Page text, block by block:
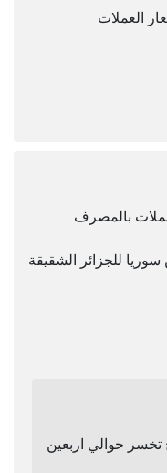
العملات
بالمصرف
للجزائر الشقيقة
حوالي اربعين